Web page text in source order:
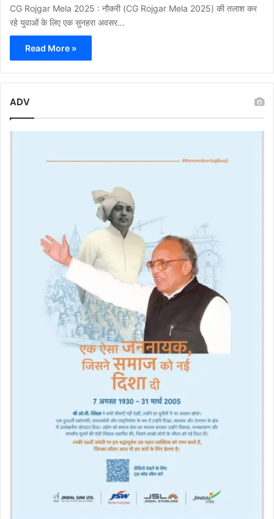
CG Rojgar Mela 2025 : नौकरी (CG Rojgar Mela 2025) की तलाश कर
रहे युवाओं के लिए एक सुनहरा अवसर…
Read More »
ADV